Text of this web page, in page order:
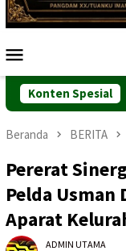
Mobile
Konten Spesial
Beranda BERITA
Pererat
Pelda Usman
Aparat
ADMIN UTAMA